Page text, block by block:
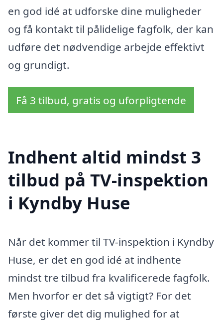
en god idé at udforske dine muligheder
og få kontakt til pålidelige fagfolk, der kan
udføre det nødvendige arbejde effektivt
og grundigt.
Få 3 tilbud, gratis og uforpligtende
Indhent altid mindst 3
tilbud på TV-inspektion
i Kyndby Huse
Når det kommer til TV-inspektion i Kyndby
Huse, er det en god idé at indhente
mindst tre tilbud fra kvalificerede fagfolk.
Men hvorfor er det så vigtigt? For det
første giver det dig mulighed for at